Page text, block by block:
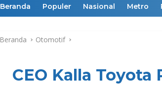
Beranda Populer Nasional Metro
Beranda Otomotif
CEO Kalla